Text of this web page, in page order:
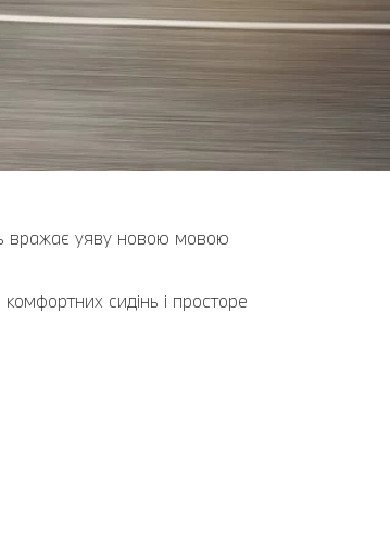
вражає уяву новою мовою
сидінь і просторе